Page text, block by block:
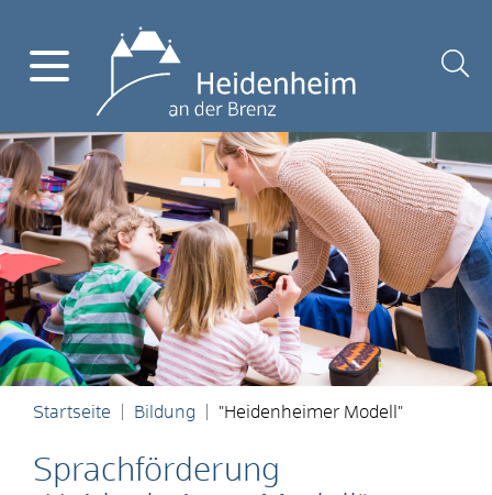
Startseite Bildung "Heidenheimer Modell"
Sprachförderung